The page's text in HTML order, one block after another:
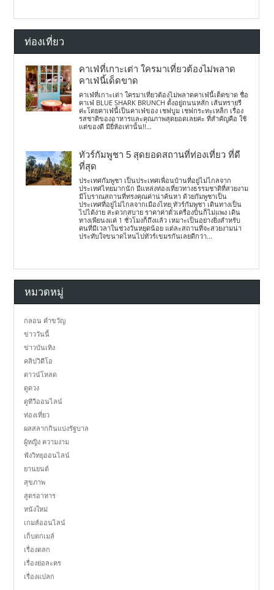
ท่องเที่ยว
คาเฟ่ที่เกาะเต่า ใครมาเที่ยวต้องไม่พลาด
คาเฟ่นี้เด็ดขาด
คาเฟ่ที่เกาะเต่า ใครมาเที่ยวต้องไม่พลาดคาเฟ่นี้เด็ดขาด ชื่อ
คาเฟ่ BLUE SHARK BRUNCH ตั้งอยู่ถนนหลัก เส้นทรายรี
ค่ะโดยคาเฟ่นี้เป็นคาเฟ่ของ เชฟบูม เชฟกระทะเหล็ก เรื่อง
รสชาติของอาหารและคุณภาพสุดยอดเลยค่ะ ที่สำคัญคือ ใช้
แต่ของดี มียี่ห้อเท่านั้น!!...
ทัวร์กัมพูชา 5 สุดยอดสถานที่ท่องเที่ยว ที่ดี
ที่สุด
ประเทศกัมพูชา เป็นประเทศเพื่อนบ้านที่อยู่ไม่ไกลจาก
ประเทศไทยมากนัก มีแหล่งท่องเที่ยวทางธรรมชาติที่สวยงาม
มีโบราณสถานที่ทรงคุณค่าน่าค้นหา ด้วยกัมพูชาเป็น
ประเทศที่อยู่ไม่ไกลจากเมืองไทย ทัวร์กัมพูชา เดินทางเป็น
ไปได้ง่าย สะดวกสบาย ราคาค่าตั๋วเครื่องบินก็ไม่แพง เดิน
ทางเพียนงแค่ 1 ชั่วโมงก็ถึงแล้ว เหมาะเป็นอย่างยิ่งสำหรับ
คนที่มีเวลาในช่วงวันหยุดน้อย แต่ละสถานที่จะสวยงามน่า
ประทับใจขนาดไหนไปทัวร์เขมรกันเลยดีกว่า...
หมวดหมู่
กลอน คำขวัญ
ข่าววันนี้
ข่าวบันเทิง
คลิปวิดีโอ
ดาวน์โหลด
ดูดวง
ดูทีวีออนไลน์
ท่องเที่ยว
ผลสลากกินแบ่งรัฐบาล
ผู้หญิง ความงาม
ฟังวิทยุออนไลน์
ยานยนต์
สุขภาพ
สูตรอาหาร
หนังใหม่
เกมส์ออนไลน์
เก็บตกเมล์
เรื่องตลก
เรื่องย่อละคร
เรื่องแปลก